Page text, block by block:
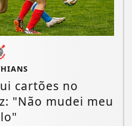
cartões no
"Não mudei meu